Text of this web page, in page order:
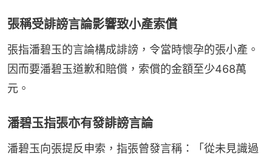
張稱受誹謗言論影響致小產索償
張指潘碧玉的言論構成誹謗，令當時懷孕的張小產。
因而要潘碧玉道歉和賠償，索償的金額至少468萬
元。
潘碧玉指張亦有發誹謗言論
潘碧玉向張提反申索，指張曾發言稱：「從未⾒識過